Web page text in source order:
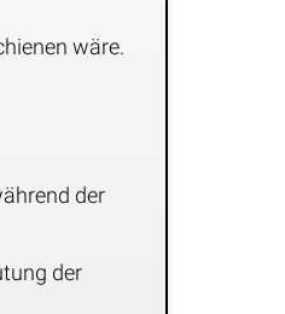
wäre.
der
der